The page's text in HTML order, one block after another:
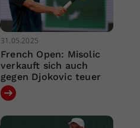
31.05.2025
French Open: Misolic
verkauft sich auch
gegen Djokovic teuer